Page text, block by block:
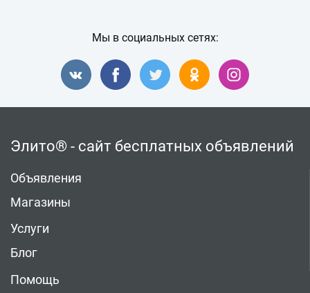
Мы в социальных сетях:
Элито® - сайт бесплатных объявлений
Объявления
Магазины
Услуги
Блог
Помощь